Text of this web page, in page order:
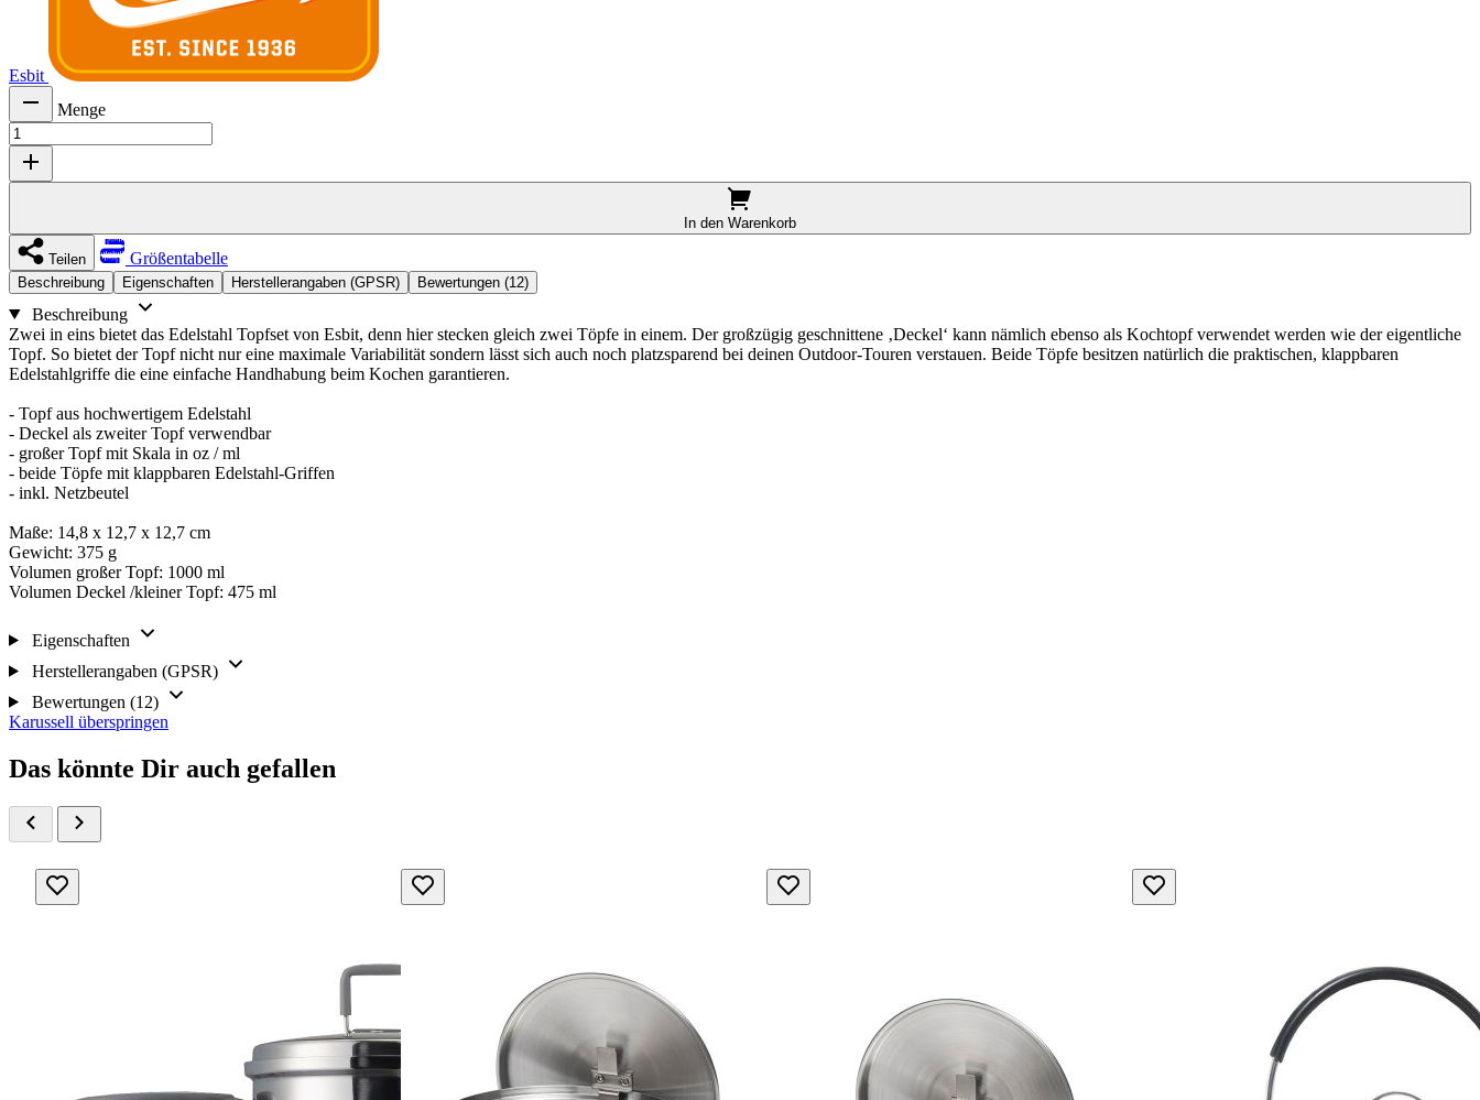
Esbit
Menge
In den Warenkorb
Teilen Größentabelle
Beschreibung Eigenschaften Herstellerangaben (GPSR) Bewertungen (12)
Beschreibung
Zwei in eins bietet das Edelstahl Topfset von Esbit, denn hier stecken gleich zwei Töpfe in einem. Der großzügig geschnittene ‚Deckel‘ kann nämlich ebenso als Kochtopf verwendet werden wie der eigentliche
Topf. So bietet der Topf nicht nur eine maximale Variabilität sondern lässt sich auch noch platzsparend bei deinen Outdoor-Touren verstauen. Beide Töpfe besitzen natürlich die praktischen, klappbaren
Edelstahlgriffe die eine einfache Handhabung beim Kochen garantieren.
- Topf aus hochwertigem Edelstahl
- Deckel als zweiter Topf verwendbar
- großer Topf mit Skala in oz / ml
- beide Töpfe mit klappbaren Edelstahl-Griffen
- inkl. Netzbeutel
Maße: 14,8 x 12,7 x 12,7 cm
Gewicht: 375 g
Volumen großer Topf: 1000 ml
Volumen Deckel /kleiner Topf: 475 ml
Eigenschaften
Herstellerangaben (GPSR)
Bewertungen (12)
Karussell überspringen
Das könnte Dir auch gefallen